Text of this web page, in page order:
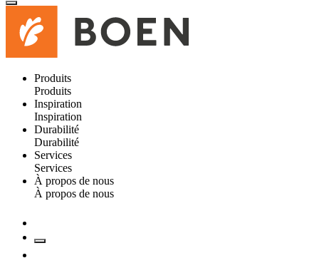
Produits
Produits
Inspiration
Inspiration
Durabilité
Durabilité
Services
Services
À propos de nous
À propos de nous